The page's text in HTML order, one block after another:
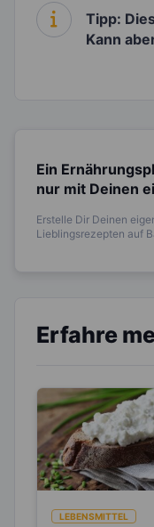
Tipp:
Kann
Ein
nur mit Deinen
Erstelle Dir Deinen
Lieblingsrezepten auf
Erfahre
LEBENSMITTEL